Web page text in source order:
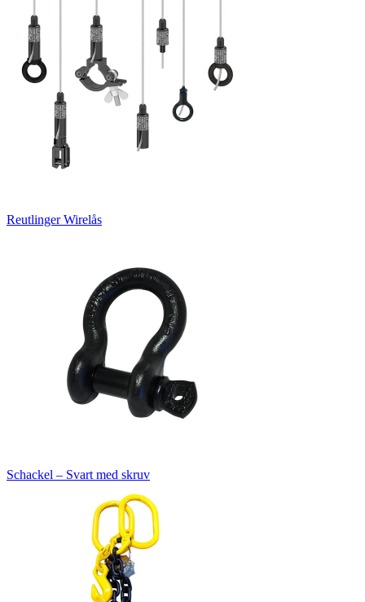
Reutlinger Wirelås
Schackel – Svart med skruv